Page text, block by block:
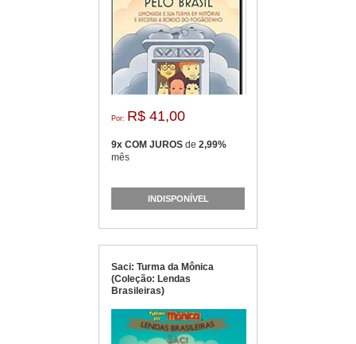
Por: R$ 41,00
9x COM JUROS de 2,99%
mês
INDISPONÍVEL
Saci: Turma da Mônica
(Coleção: Lendas
Brasileiras)